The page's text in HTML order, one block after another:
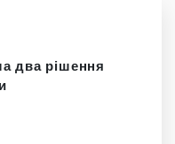
два рішення